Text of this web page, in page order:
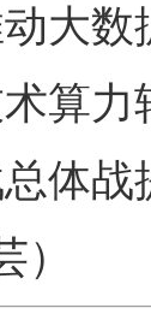
大
算
体